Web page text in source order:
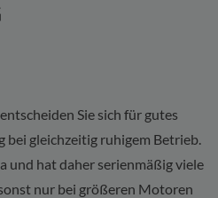
Sie sich für gutes
bei gleichzeitig ruhigem Betrieb.
und hat daher serienmäßig viele
nur bei größeren Motoren